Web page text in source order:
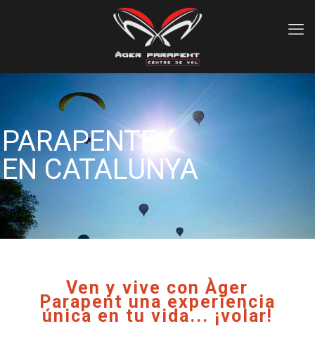
PARAPENTE
EN CATALUNYA
Ven y vive con Àger
Parapent una experiencia
única en tu vida... ¡volar!